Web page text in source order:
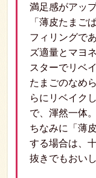
満足感がアッ
「薄皮たまご
フィリングで
ズ適量とマヨ
スターでリベ
たまごのなめ
らにリベイク
で、渾然一体。
ちなみに「薄
する場合は、
抜きでもおい